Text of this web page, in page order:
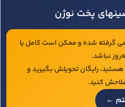
پخت نوژن
گرفته شده و ممکن است کامل یا
نباشد.
رایگان تحویلش بگیرید و
کنید.
←